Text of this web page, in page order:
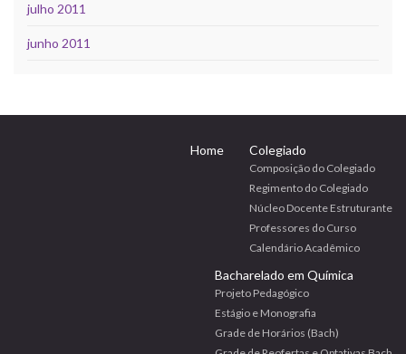
julho 2011
junho 2011
Home Colegiado
Composição do Colegiado
Regimento do Colegiado
Núcleo Docente Estruturante
Professores do Curso
Calendário Acadêmico
Bacharelado em Química
Projeto Pedagógico
Estágio e Monografia
Grade de Horários (Bach)